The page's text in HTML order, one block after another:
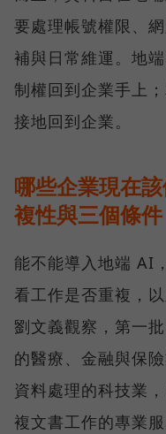
要處理帳號權限、
補與日常維運。地
制權回到企業手上
接地回到企業。
哪些企業現在
複性與三個條件
能不能導入地端 AI
看工作是否重複，
劉文義觀察，第一
的醫療、金融與保
資料處理的科技業
複文書工作的專業